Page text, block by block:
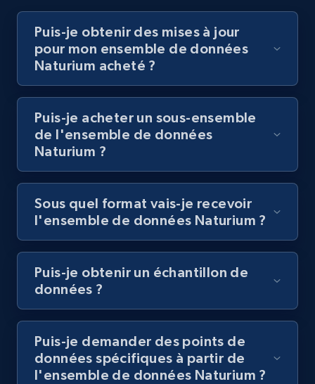
Puis-je obtenir des mises à jour
pour mon ensemble de données
Naturium acheté ?
Puis-je acheter un sous-ensemble
de l'ensemble de données
Naturium ?
Sous quel format vais-je recevoir
l'ensemble de données Naturium ?
Puis-je obtenir un échantillon de
données ?
Puis-je demander des points de
données spécifiques à partir de
l'ensemble de données Naturium ?